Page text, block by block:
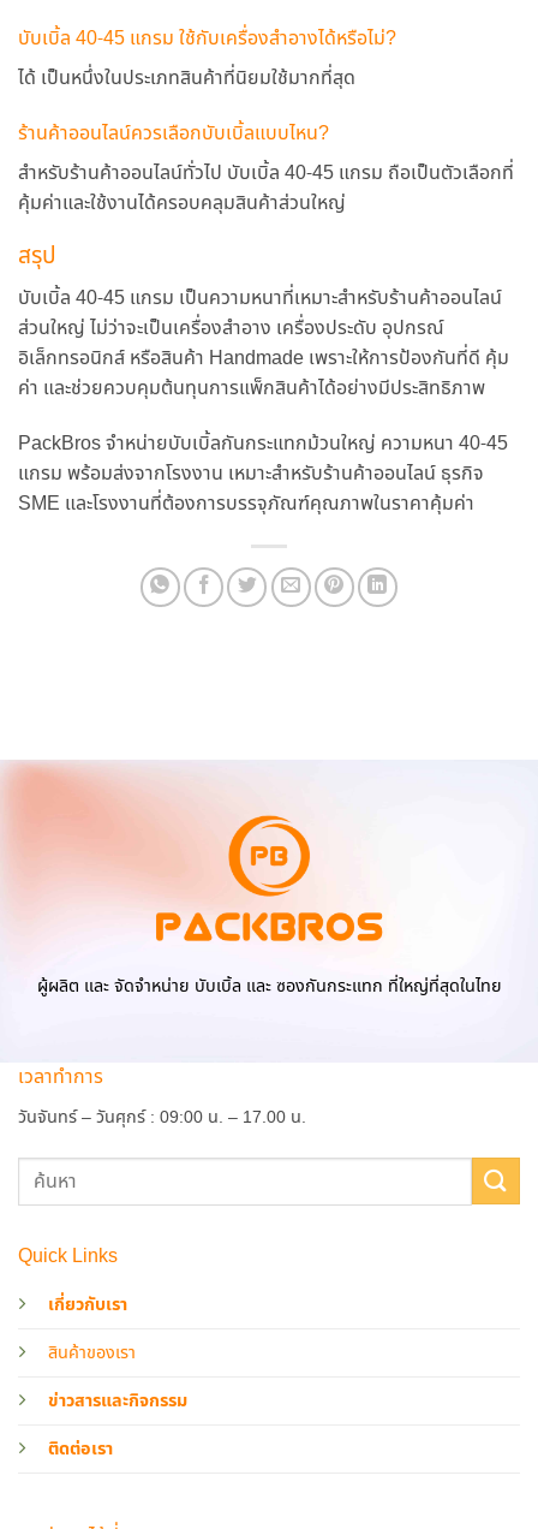
บับเบิ้ล 40-45 แกรม ใช้กับเครื่องสำอางได้หรือไม่?
ได้ เป็นหนึ่งในประเภทสินค้าที่นิยมใช้มากที่สุด
ร้านค้าออนไลน์ควรเลือกบับเบิ้ลแบบไหน?
สำหรับร้านค้าออนไลน์ทั่วไป บับเบิ้ล 40-45 แกรม ถือเป็นตัวเลือกที่
คุ้มค่าและใช้งานได้ครอบคลุมสินค้าส่วนใหญ่
สรุป
บับเบิ้ล 40-45 แกรม เป็นความหนาที่เหมาะสำหรับร้านค้าออนไลน์
ส่วนใหญ่ ไม่ว่าจะเป็นเครื่องสำอาง เครื่องประดับ อุปกรณ์
อิเล็กทรอนิกส์ หรือสินค้า Handmade เพราะให้การป้องกันที่ดี คุ้ม
ค่า และช่วยควบคุมต้นทุนการแพ็กสินค้าได้อย่างมีประสิทธิภาพ
PackBros จำหน่ายบับเบิ้ลกันกระแทกม้วนใหญ่ ความหนา 40-45
แกรม พร้อมส่งจากโรงงาน เหมาะสำหรับร้านค้าออนไลน์ ธุรกิจ
SME และโรงงานที่ต้องการบรรจุภัณฑ์คุณภาพในราคาคุ้มค่า
ผู้ผลิต และ จัดจำหน่าย บับเบิ้ล และ ซองกันกระแทก ที่ใหญ่ที่สุดในไทย
Quick Links
เกี่ยวกับเรา
สินค้าของเรา
ข่าวสารและกิจกรรม
ติดต่อเรา
เวลาทำการ
วันจันทร์ – วันศุกร์ : 09:00 น. – 17.00 น.